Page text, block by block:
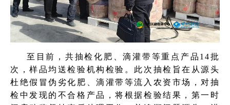
至目前，共抽检化肥、滴灌带等重点产品14批
次，样品均送检验机构检验。此次抽检旨在从源头
杜绝假冒伪劣化肥、滴灌带等流入农资市场，对抽
检中发现的不合格产品，将根据检验结果，第一时